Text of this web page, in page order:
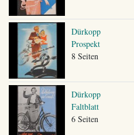
Dürkopp
Prospekt
8 Seiten
Dürkopp
Faltblatt
6 Seiten